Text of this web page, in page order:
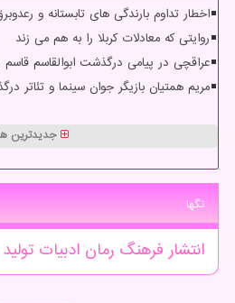
اخطار تداوم بارندگی های تابستانه و رعدوبرق در 4 استان تا
روایتی که معادلات کربلا را به هم می زند
عراقچی در پیامی درگذشت ابوالقاسم
مریم همتیان بازیگر جوان سینما و تئاتر
جدیدترین
تگها
انتشار فرهنگ رمان ادبیات تولید